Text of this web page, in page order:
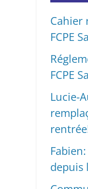
Cahier
FCPE
FCPE
Lucie-
depuis